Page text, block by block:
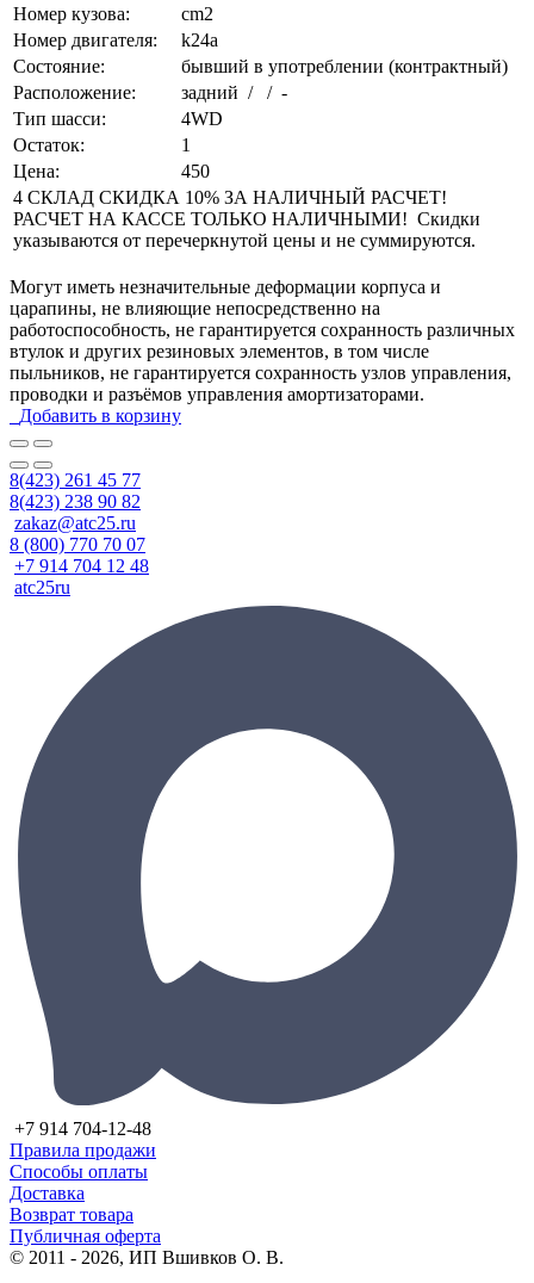
Номер кузова:
cm2
Номер двигателя:
k24a
Состояние:
бывший в употреблении (контрактный)
Расположение:
задний / / -
Тип шасси:
4WD
Остаток:
1
Цена:
450
4 СКЛАД СКИДКА 10% ЗА НАЛИЧНЫЙ РАСЧЕТ!
РАСЧЕТ НА КАССЕ ТОЛЬКО НАЛИЧНЫМИ! Скидки
указываются от перечеркнутой цены и не суммируются.
Могут иметь незначительные деформации корпуса и
царапины, не влияющие непосредственно на
работоспособность, не гарантируется сохранность различных
втулок и других резиновых элементов, в том числе
пыльников, не гарантируется сохранность узлов управления,
проводки и разъёмов управления амортизаторами.
Добавить в корзину
8(423) 261 45 77
8(423) 238 90 82
zakaz@atc25.ru
8 (800) 770 70 07
+7 914 704 12 48
atc25ru
+7 914 704-12-48
Правила продажи
Способы оплаты
Доставка
Возврат товара
Публичная оферта
© 2011 - 2026, ИП Вшивков О. В.